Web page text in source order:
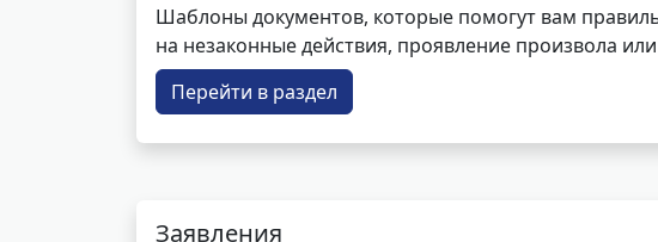
Шаблоны документов, которые помогут вам
на незаконные действия, проявление произвола
Перейти в раздел
Заявления